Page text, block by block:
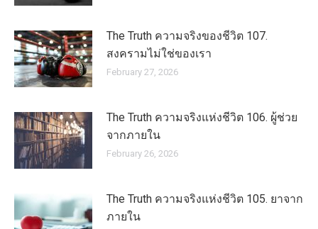
The Truth ความจริงของชีวิต 107.
สงครามไม่ใช่ของเรา
February 27, 2026
The Truth ความจริงแห่งชีวิต 106. ผู้ช่วย
จากภายใน
February 26, 2026
The Truth ความจริงแห่งชีวิต 105. ยาจาก
ภายใน